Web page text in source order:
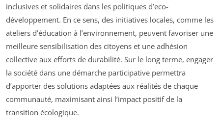
inclusives et solidaires dans les politiques d’eco-
développement. En ce sens, des initiatives locales, comme les
ateliers d’éducation à l’environnement, peuvent favoriser une
meilleure sensibilisation des citoyens et une adhésion
collective aux efforts de durabilité. Sur le long terme, engager
la société dans une démarche participative permettra
d’apporter des solutions adaptées aux réalités de chaque
communauté, maximisant ainsi l’impact positif de la
transition écologique.